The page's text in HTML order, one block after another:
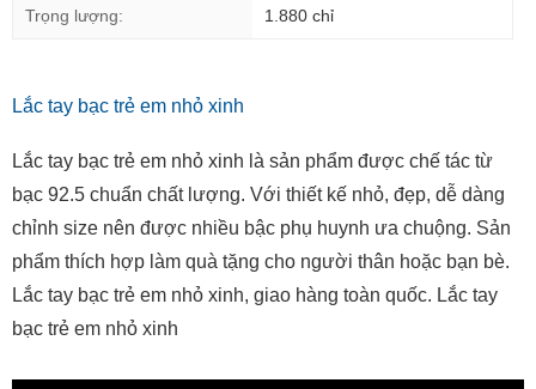
Trọng lượng: 1.880 chỉ
Lắc tay bạc trẻ em nhỏ xinh
Lắc tay bạc trẻ em nhỏ xinh là sản phẩm được chế tác từ
bạc 92.5 chuẩn chất lượng. Với thiết kế nhỏ, đẹp, dễ dàng
chỉnh size nên được nhiều bậc phụ huynh ưa chuộng. Sản
phẩm thích hợp làm quà tặng cho người thân hoặc bạn bè.
Lắc tay bạc trẻ em nhỏ xinh, giao hàng toàn quốc. Lắc tay
bạc trẻ em nhỏ xinh